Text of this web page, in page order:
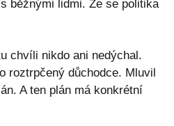
běžnými lidmi. Že se politika
chvíli nikdo ani nedýchal.
roztrpčený důchodce. Mluvil
A ten plán má konkrétní